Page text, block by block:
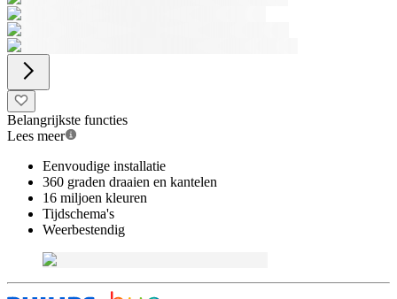
Belangrijkste functies
Lees meer
Eenvoudige installatie
360 graden draaien en kantelen
16 miljoen kleuren
Tijdschema's
Weerbestendig